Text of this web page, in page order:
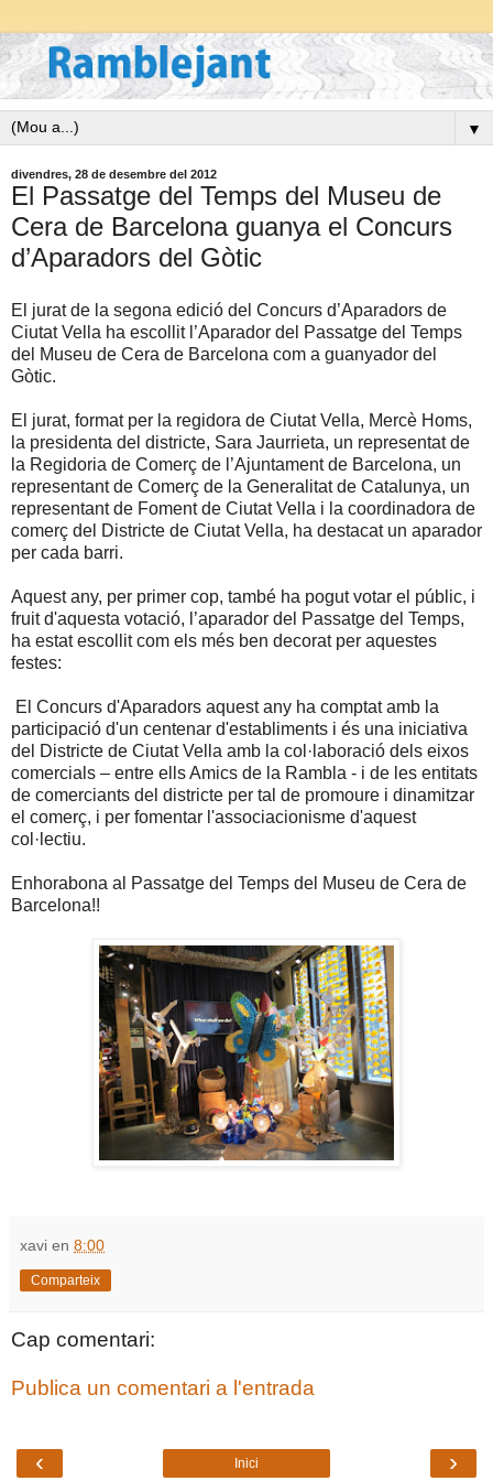
▼
divendres, 28 de desembre del 2012
El Passatge del Temps del Museu de
Cera de Barcelona guanya el Concurs
d’Aparadors del Gòtic
El jurat de la segona edició del Concurs d’Aparadors de
Ciutat Vella ha escollit l’Aparador del Passatge del Temps
del Museu de Cera de Barcelona com a guanyador del
Gòtic.
El jurat, format per la regidora de Ciutat Vella, Mercè Homs,
la presidenta del districte, Sara Jaurrieta, un representat de
la Regidoria de Comerç de l’Ajuntament de Barcelona, un
representant de Comerç de la Generalitat de Catalunya, un
representant de Foment de Ciutat Vella i la coordinadora de
comerç del Districte de Ciutat Vella, ha destacat un aparador
per cada barri.
Aquest any, per primer cop, també ha pogut votar el públic, i
fruit d'aquesta votació, l’aparador del Passatge del Temps,
ha estat escollit com els més ben decorat per aquestes
festes:
El Concurs d'Aparadors aquest any ha comptat amb la
participació d'un centenar d'establiments i és una iniciativa
del Districte de Ciutat Vella amb la col·laboració dels eixos
comercials – entre ells Amics de la Rambla - i de les entitats
de comerciants del districte per tal de promoure i dinamitzar
el comerç, i per fomentar l'associacionisme d'aquest
col·lectiu.
Enhorabona al Passatge del Temps del Museu de Cera de
Barcelona!!
xavi en 8:00
Comparteix
Cap comentari:
Publica un comentari a l'entrada
‹ ›
Inici